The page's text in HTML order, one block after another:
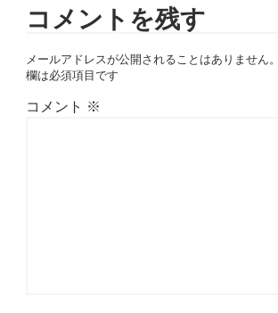
コメントを残す
メールアドレスが公開されることはありません。
欄は必須項目です
コメント ※